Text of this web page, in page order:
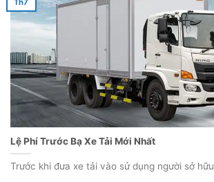
Lệ Phí Trước Bạ Xe Tải Mới Nhất
Trước khi đưa xe tải vào sử dụng người sở